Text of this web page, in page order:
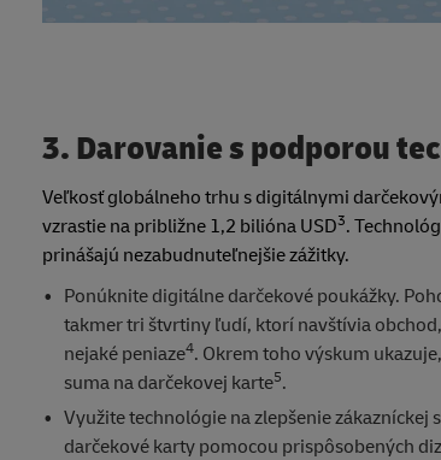
3. Darovanie s podporou
Veľkosť globálneho trhu s digitálnymi
vzrastie na približne 1,2 bilióna USD3.
prinášajú nezabudnuteľnejšie zážitky.
Ponúknite digitálne darčekové poukážky.
takmer tri štvrtiny ľudí, ktorí navštívia
nejaké peniaze4. Okrem toho výskum
suma na darčekovej karte5.
Využite technológie na zlepšenie
darčekové karty pomocou prispôsobených